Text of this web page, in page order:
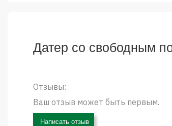
Датер со свободным
Отзывы:
Ваш отзыв может быть первым.
Написать отзыв